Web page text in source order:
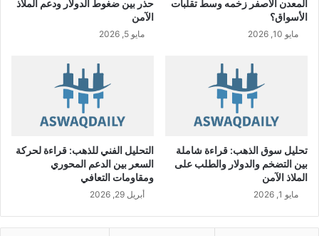
ع
ق
ر
المعدن الأصفر زخمه وسط تقلبات
الأسواق؟
مايو 10, 2026
حذر بين ضغوط الدولار ودعم الملاذ
الآمن
مايو 5, 2026
تحليل سوق الذهب: قراءة شاملة
بين التضخم والدولار والطلب على
الملاذ الآمن
مايو 1, 2026
التحليل الفني للذهب: قراءة لحركة
السعر بين الدعم المحوري
ومقاومات التعافي
أبريل 29, 2026